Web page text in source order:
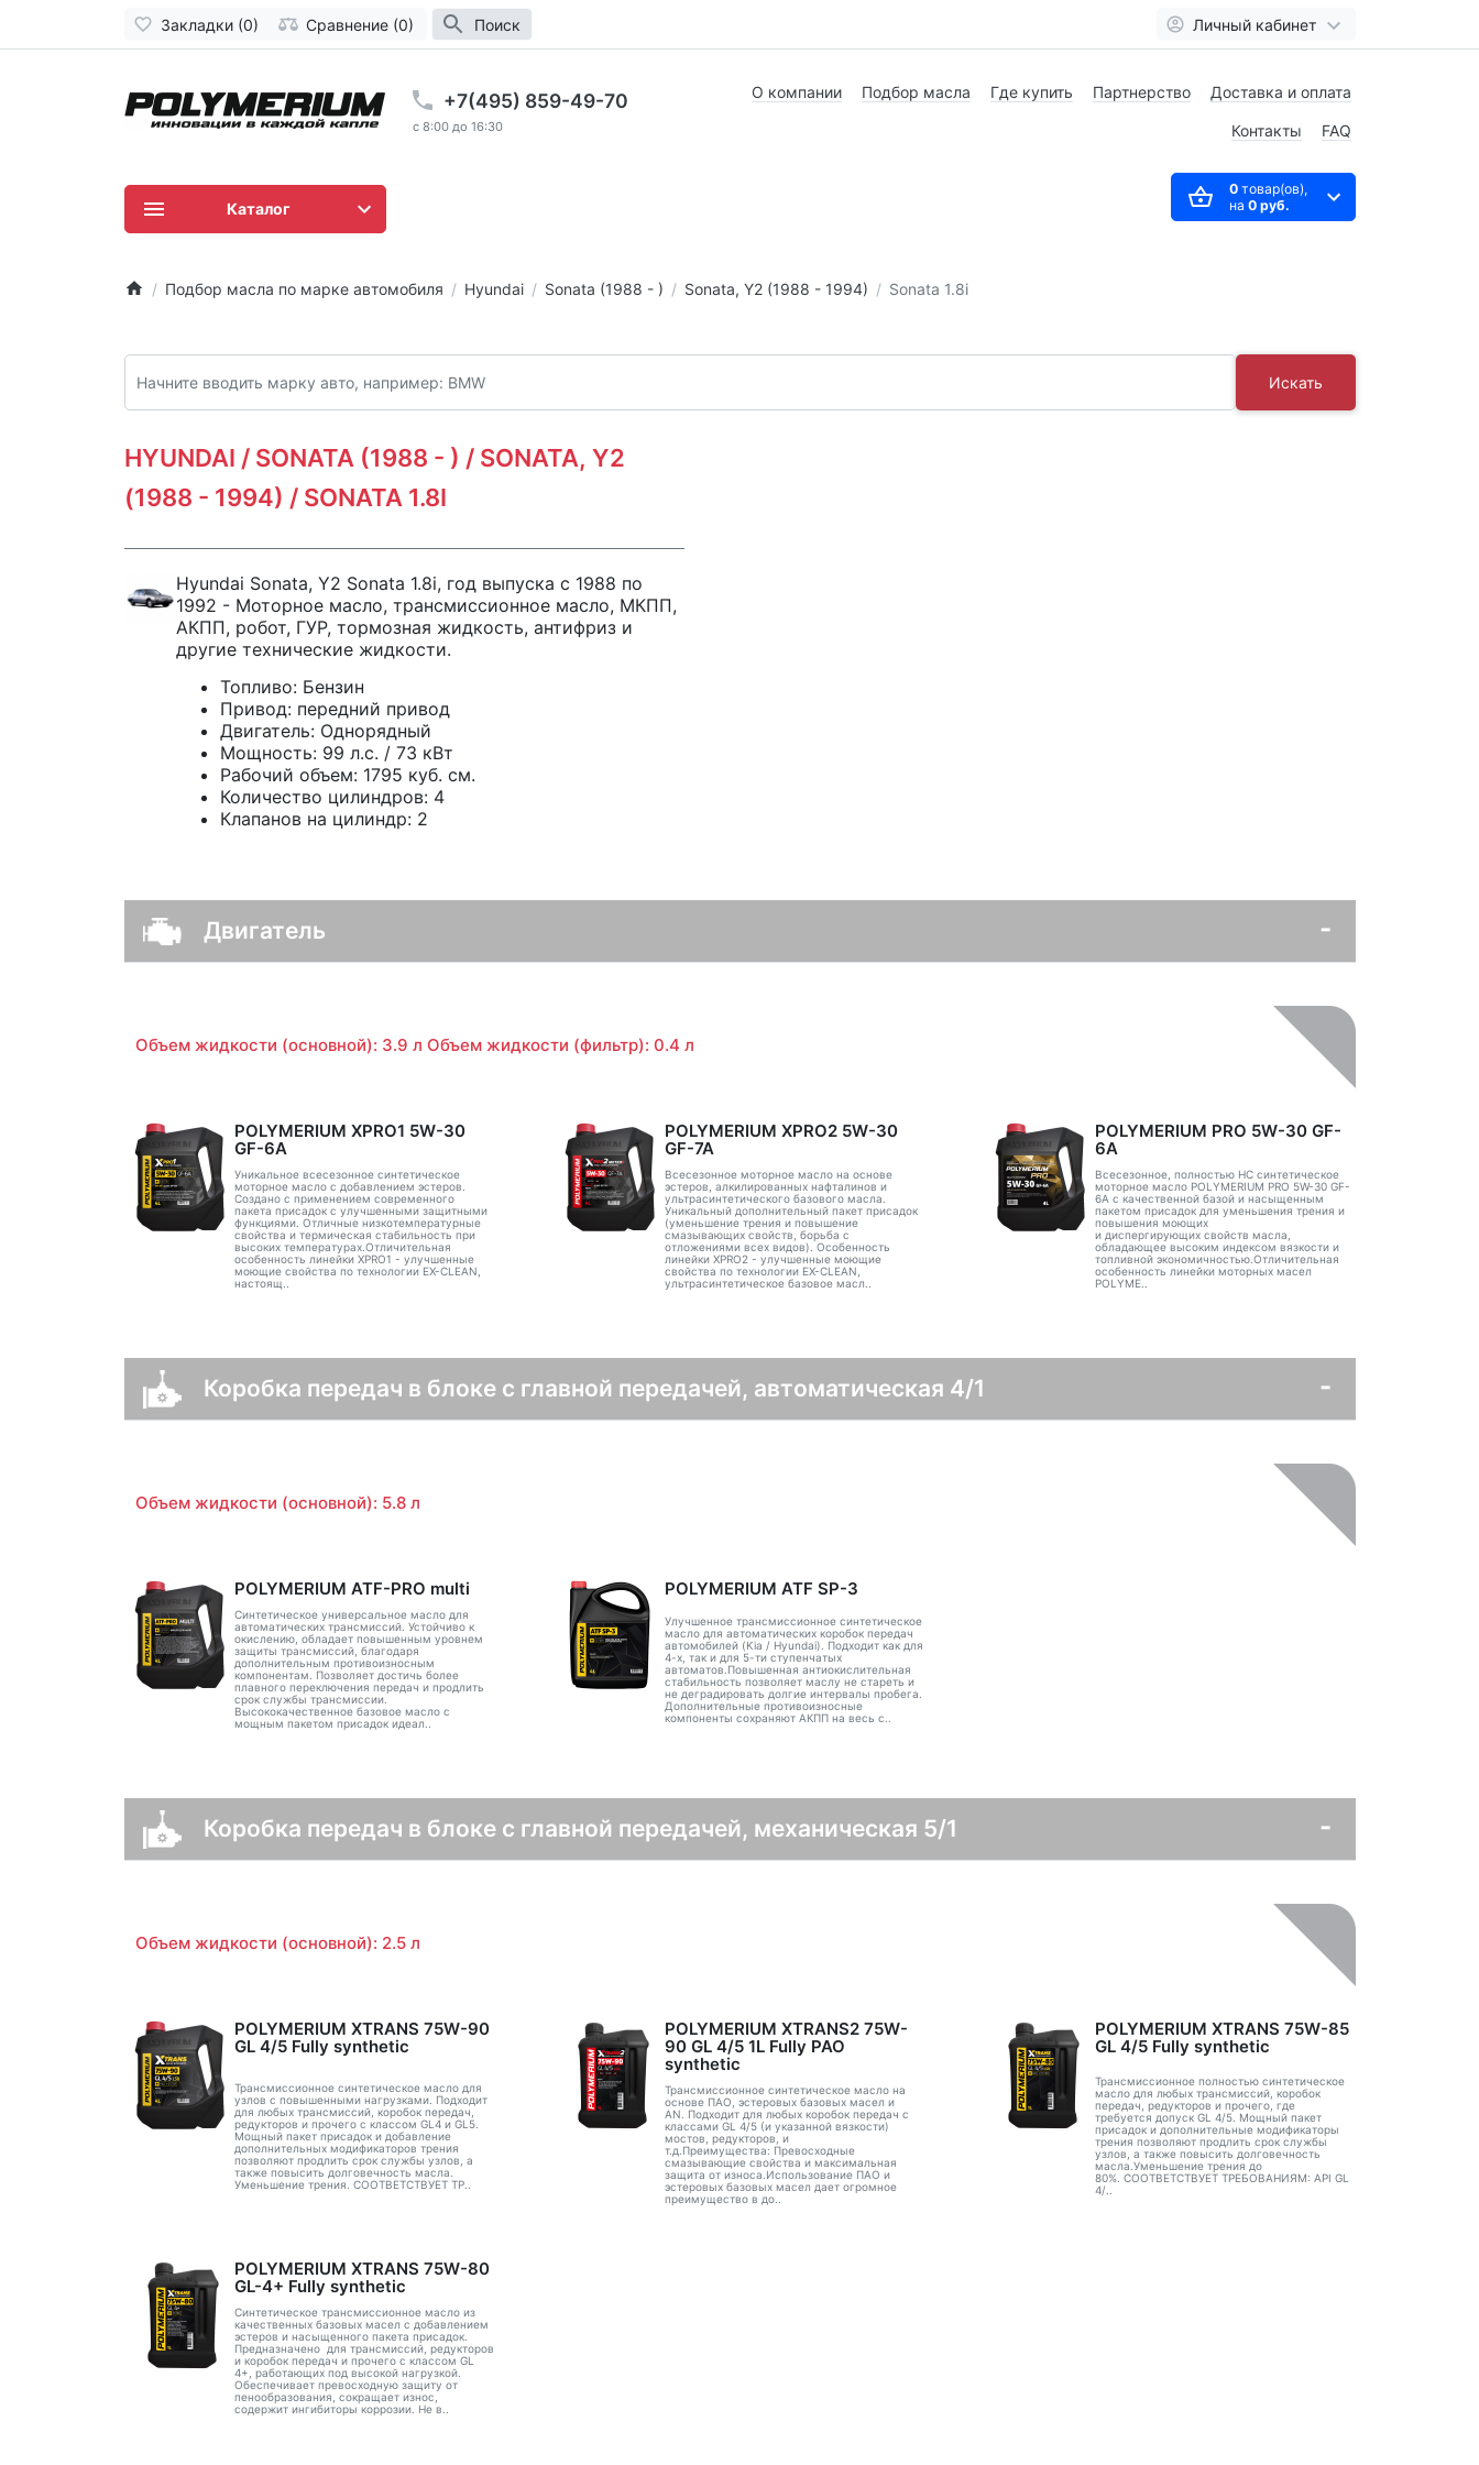
Закладки (0) Сравнение (0) Поиск Личный кабинет
+7(495) 859-49-70
c 8:00 до 16:30
О компании Подбор масла Где купить Партнерство Доставка и оплата
Контакты FAQ
0товар(ов),
на 0 руб.
Каталог
Подбор масла по марке автомобиля Hyundai Sonata (1988 - ) Sonata, Y2 (1988 - 1994) Sonata 1.8i
Искать
HYUNDAI / SONATA (1988 - ) / SONATA, Y2
(1988 - 1994) / SONATA 1.8I
Hyundai Sonata, Y2 Sonata 1.8i, год выпуска с 1988 по
1992 - Моторное масло, трансмиссионное масло, МКПП,
АКПП, робот, ГУР, тормозная жидкость, антифриз и
другие технические жидкости.
Топливо: Бензин
Привод: передний привод
Двигатель: Однорядный
Мощность: 99 л.с. / 73 кВт
Рабочий объем: 1795 куб. см.
Количество цилиндров: 4
Клапанов на цилиндр: 2
Двигатель
Объем жидкости (основной): 3.9 л Объем жидкости (фильтр): 0.4 л
POLYMERIUM XPRO1 5W-30
GF-6A
Уникальное всесезонное синтетическое
моторное масло с добавлением эстеров.
Создано с применением современного
пакета присадок с улучшенными защитными
функциями. Отличные низкотемпературные
свойства и термическая стабильность при
высоких температурах.Отличительная
особенность линейки XPRO1 - улучшенные
моющие свойства по технологии EX-CLEAN,
настоящ..
POLYMERIUM XPRO2 5W-30
GF-7A
Всесезонное моторное масло на основе
эстеров, алкилированных нафталинов и
ультрасинтетического базового масла.
Уникальный дополнительный пакет присадок
(уменьшение трения и повышение
смазывающих свойств, борьба с
отложениями всех видов). Особенность
линейки XPRO2 - улучшенные моющие
свойства по технологии EX-CLEAN,
ультрасинтетическое базовое масл..
POLYMERIUM PRO 5W-30 GF-
6A
Всесезонное, полностью HC синтетическое
моторное масло POLYMERIUM PRO 5W-30 GF-
6A с качественной базой и насыщенным
пакетом присадок для уменьшения трения и
повышения моющих
и диспергирующих свойств масла,
обладающее высоким индексом вязкости и
топливной экономичностью.Отличительная
особенность линейки моторных масел
POLYME..
Коробка передач в блоке с главной передачей, автоматическая 4/1
Объем жидкости (основной): 5.8 л
POLYMERIUM ATF-PRO multi
Синтетическое универсальное масло для
автоматических трансмиссий. Устойчиво к
окислению, обладает повышенным уровнем
защиты трансмиссий, благодаря
дополнительным противоизносным
компонентам. Позволяет достичь более
плавного переключения передач и продлить
срок службы трансмиссии.
Высококачественное базовое масло с
мощным пакетом присадок идеал..
POLYMERIUM ATF SP-3
Улучшенное трансмиссионное синтетическое
масло для автоматических коробок передач
автомобилей (Kia / Hyundai). Подходит как для
4-х, так и для 5-ти ступенчатых
автоматов.Повышенная антиокислительная
стабильность позволяет маслу не стареть и
не деградировать долгие интервалы пробега.
Дополнительные противоизносные
компоненты сохраняют АКПП на весь с..
Коробка передач в блоке с главной передачей, механическая 5/1
Объем жидкости (основной): 2.5 л
POLYMERIUM XTRANS 75W-90
GL 4/5 Fully synthetic
Трансмиссионное синтетическое масло для
узлов с повышенными нагрузками. Подходит
для любых трансмиссий, коробок передач,
редукторов и прочего с классом GL4 и GL5.
Мощный пакет присадок и добавление
дополнительных модификаторов трения
позволяют продлить срок службы узлов, а
также повысить долговечность масла.
Уменьшение трения. СООТВЕТСТВУЕТ ТР..
POLYMERIUM XTRANS2 75W-
90 GL 4/5 1L Fully PAO
synthetic
Трансмиссионное синтетическое масло на
основе ПАО, эстеровых базовых масел и
AN. Подходит для любых коробок передач с
классами GL 4/5 (и указанной вязкости)
мостов, редукторов, и
т.д.Преимущества: Превосходные
смазывающие свойства и максимальная
защита от износа.Использование ПАО и
эстеровых базовых масел дает огромное
преимущество в до..
POLYMERIUM XTRANS 75W-85
GL 4/5 Fully synthetic
Трансмиссионное полностью синтетическое
масло для любых трансмиссий, коробок
передач, редукторов и прочего, где
требуется допуск GL 4/5. Мощный пакет
присадок и дополнительные модификаторы
трения позволяют продлить срок службы
узлов, а также повысить долговечность
масла.Уменьшение трения до
80%. СООТВЕТСТВУЕТ ТРЕБОВАНИЯМ: API GL
4/..
POLYMERIUM XTRANS 75W-80
GL-4+ Fully synthetic
Синтетическое трансмиссионное масло из
качественных базовых масел с добавлением
эстеров и насыщенного пакета присадок.
Предназначено для трансмиссий, редукторов
и коробок передач и прочего с классом GL
4+, работающих под высокой нагрузкой.
Обеспечивает превосходную защиту от
пенообразования, сокращает износ,
содержит ингибиторы коррозии. Не в..